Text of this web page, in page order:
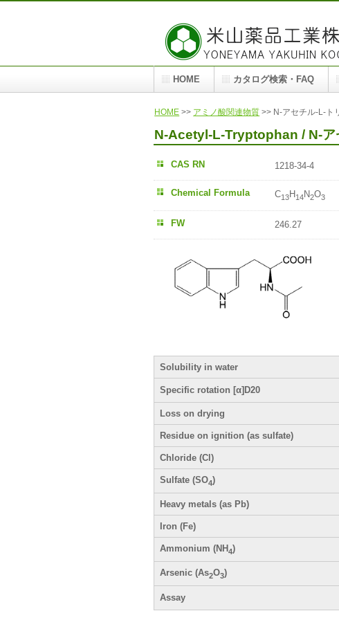
HOME >> アミノ酸関連物質 >> N-アセチル-L-ト
N-Acetyl-L-Tryptophan / N-ア
CAS RN 1218-34-4
Chemical Formula C13H 14N2O3
FW 246.27
Solubility in water
Specific rotation [α]D20
Loss on drying
Residue on ignition (as sulfate)
Chloride (Cl)
Sulfate (SO4)
Heavy metals (as Pb)
Iron (Fe)
Ammonium (NH4)
Arsenic (As2O3)
Assay
HOME カタログ検索・FAQ